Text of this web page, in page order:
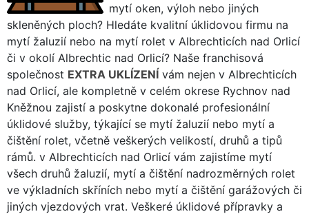
mytí oken, výloh nebo jiných
skleněných ploch? Hledáte kvalitní úklidovou firmu na
mytí žaluzií nebo na mytí rolet v Albrechticích nad Orlicí
či v okolí Albrechtic nad Orlicí? Naše franchisová
společnost EXTRA UKLÍZENÍ vám nejen v Albrechticích
nad Orlicí, ale kompletně v celém okrese Rychnov nad
Kněžnou zajistí a poskytne dokonalé profesionální
úklidové služby, týkající se mytí žaluzií nebo mytí a
čištění rolet, včetně veškerých velikostí, druhů a tipů
rámů. v Albrechticích nad Orlicí vám zajistíme mytí
všech druhů žaluzií, mytí a čištění nadrozměrných rolet
ve výkladních skříních nebo mytí a čištění garážových či
jiných vjezdových vrat. Veškeré úklidové přípravky a